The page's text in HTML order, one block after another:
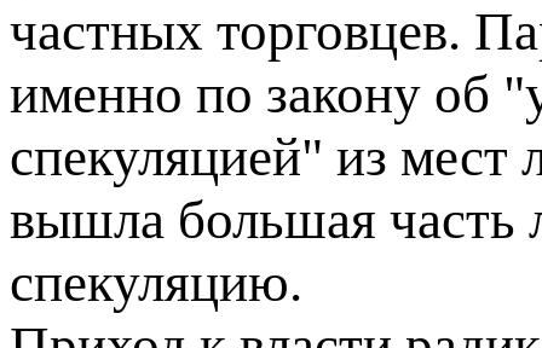
частных торговцев.
именно по закону об
спекуляцией" из
вышла большая часть
спекуляцию.